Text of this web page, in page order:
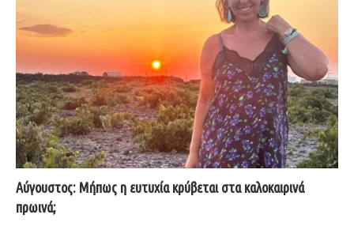
Αύγουστος: Μήπως η ευτυχία κρύβεται στα καλοκαιρινά
πρωινά;